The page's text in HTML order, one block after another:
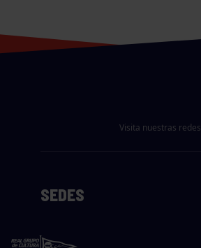
Visita nuestras redes
SEDES